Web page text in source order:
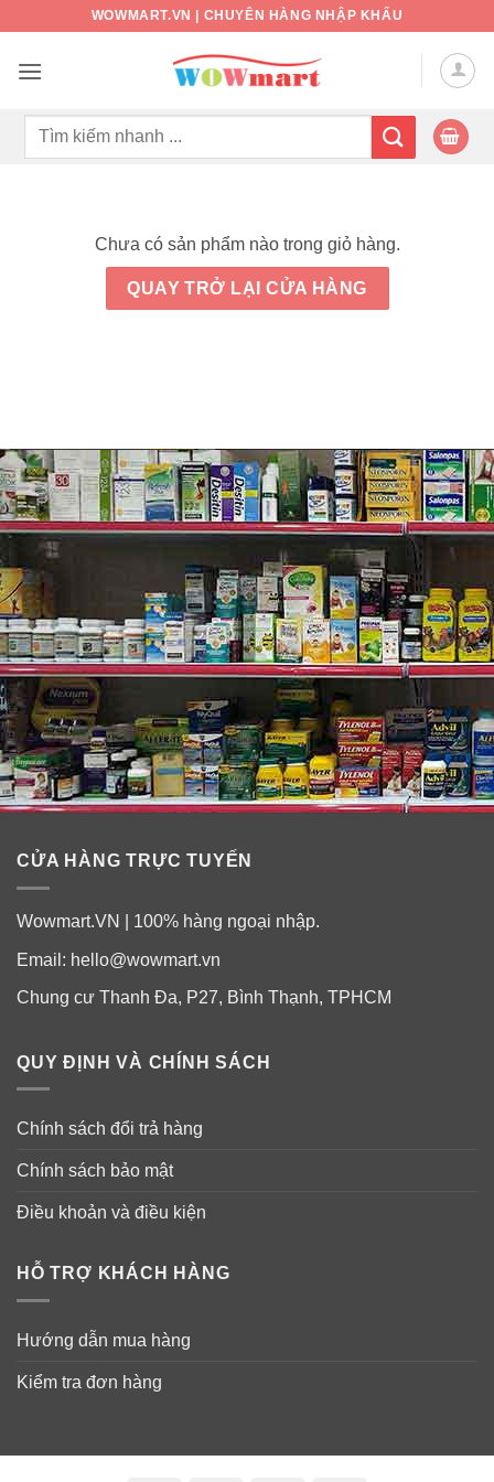
nội
WOWMART.VN | CHUYÊN HÀNG NHẬP KHẨU
Tìm
Chưa có sản phẩm nào trong giỏ hàng.
QUAY TRỞ LẠI CỬA HÀNG
CỬA HÀNG TRỰC TUYẾN
Wowmart.VN | 100% hàng ngoại nhập.
Email: hello@wowmart.vn
Chung cư Thanh Đa, P27, Bình Thạnh, TPHCM
QUY ĐỊNH VÀ CHÍNH SÁCH
Chính sách đổi trả hàng
Chính sách bảo mật
Điều khoản và điều kiện
HỖ TRỢ KHÁCH HÀNG
Hướng dẫn mua hàng
Kiểm tra đơn hàng